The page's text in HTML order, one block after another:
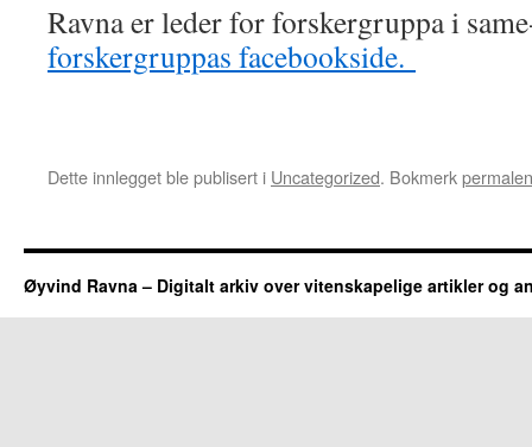
Ravna er leder for forskergruppa i
forskergruppas facebookside.
Dette innlegget ble publisert i Uncategorized. Bokmerk
Øyvind Ravna – Digitalt arkiv over vitenskapelige artikler og